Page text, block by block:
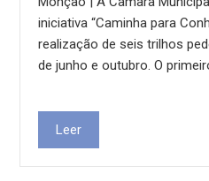
iniciativa “Caminha para
realização de seis trilhos
de junho e outubro. O
Leer